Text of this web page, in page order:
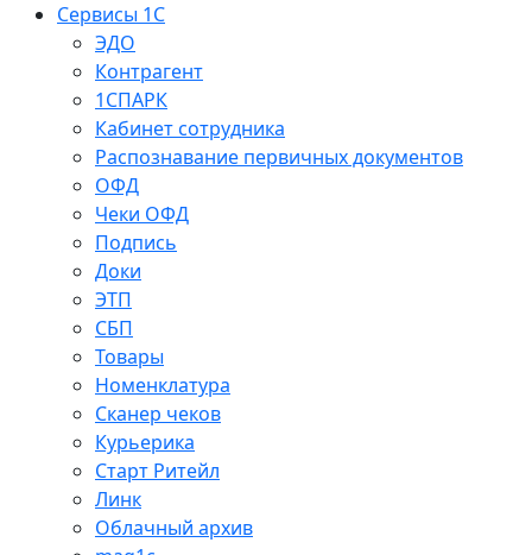
Сервисы 1С
ЭДО
Контрагент
1СПАРК
Кабинет сотрудника
Распознавание первичных документов
ОФД
Чеки ОФД
Подпись
Доки
ЭТП
СБП
Товары
Номенклатура
Сканер чеков
Курьерика
Старт Ритейл
Линк
Облачный архив